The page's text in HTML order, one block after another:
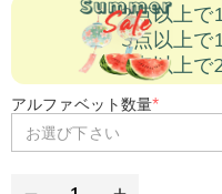
2点以上で
3点以上で
5点以上で
アルファベット数量*
お選び下さい